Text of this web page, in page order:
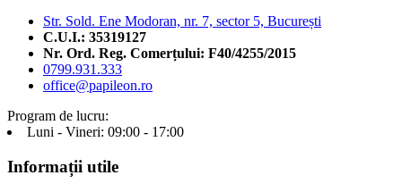
Str. Sold. Ene Modoran, nr. 7, sector 5, București
C.U.I.: 35319127
Nr. Ord. Reg. Comerțului: F40/4255/2015
0799.931.333
office@papileon.ro
Program de lucru:
Luni - Vineri: 09:00 - 17:00
Informații utile